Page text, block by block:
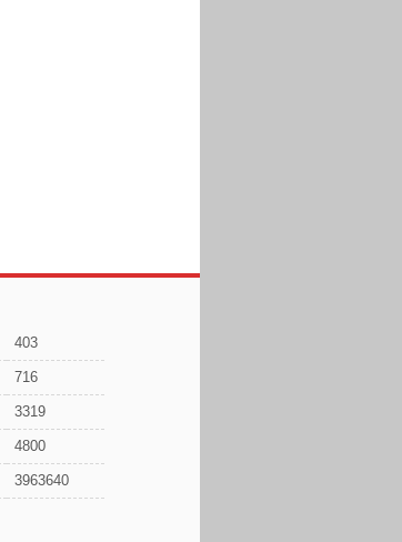
403
716
3319
4800
3963640